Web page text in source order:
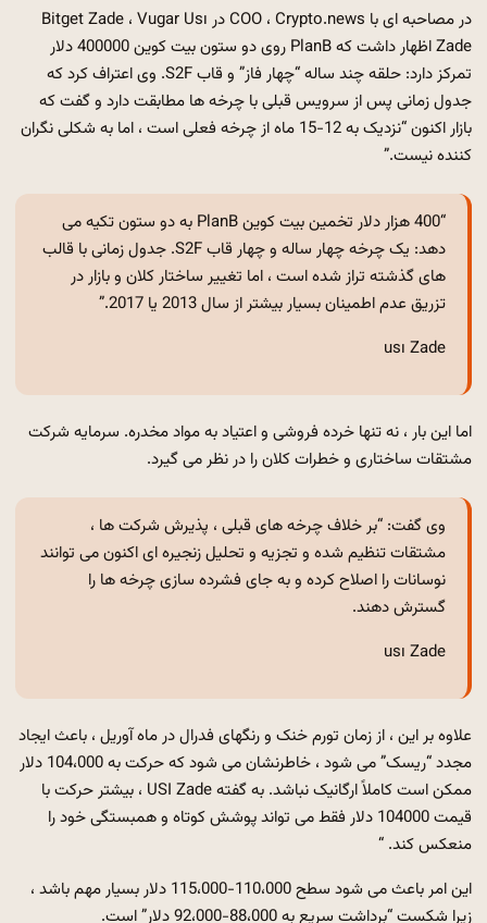
در مصاحبه ای با COO ، Crypto.news در Bitget Zade ، Vugar Usı
Zade اظهار داشت که PlanB روی دو ستون بیت کوین 400000 دلار
تمرکز دارد: حلقه چند ساله “چهار فاز” و قاب S2F. وی اعتراف کرد که
جدول زمانی پس از سرویس قبلی با چرخه ها مطابقت دارد و گفت که
بازار اکنون “نزدیک به 12-15 ماه از چرخه فعلی است ، اما به شکلی نگران
کننده نیست.”
“400 هزار دلار تخمین بیت کوین PlanB به دو ستون تکیه می
دهد: یک چرخه چهار ساله و چهار قاب S2F. جدول زمانی با قالب
های گذشته تراز شده است ، اما تغییر ساختار کلان و بازار در
تزریق عدم اطمینان بسیار بیشتر از سال 2013 یا 2017.”
usı Zade
اما این بار ، نه تنها خرده فروشی و اعتیاد به مواد مخدره. سرمایه شرکت
مشتقات ساختاری و خطرات کلان را در نظر می گیرد.
وی گفت: “بر خلاف چرخه های قبلی ، پذیرش شرکت ها ،
مشتقات تنظیم شده و تجزیه و تحلیل زنجیره ای اکنون می توانند
نوسانات را اصلاح کرده و به جای فشرده سازی چرخه ها را
گسترش دهند.
usı Zade
علاوه بر این ، از زمان تورم خنک و رنگهای فدرال در ماه آوریل ، باعث ایجاد
مجدد “ریسک” می شود ، خاطرنشان می شود که حرکت به 104،000 دلار
ممکن است کاملاً ارگانیک نباشد. به گفته USI Zade ، بیشتر حرکت با
قیمت 104000 دلار فقط می تواند پوشش کوتاه و همبستگی خود را
منعکس کند. “
این امر باعث می شود سطح 110،000-115،000 دلار بسیار مهم باشد ،
زیرا شکست “برداشت سریع به 88،000-92،000 دلار” است.